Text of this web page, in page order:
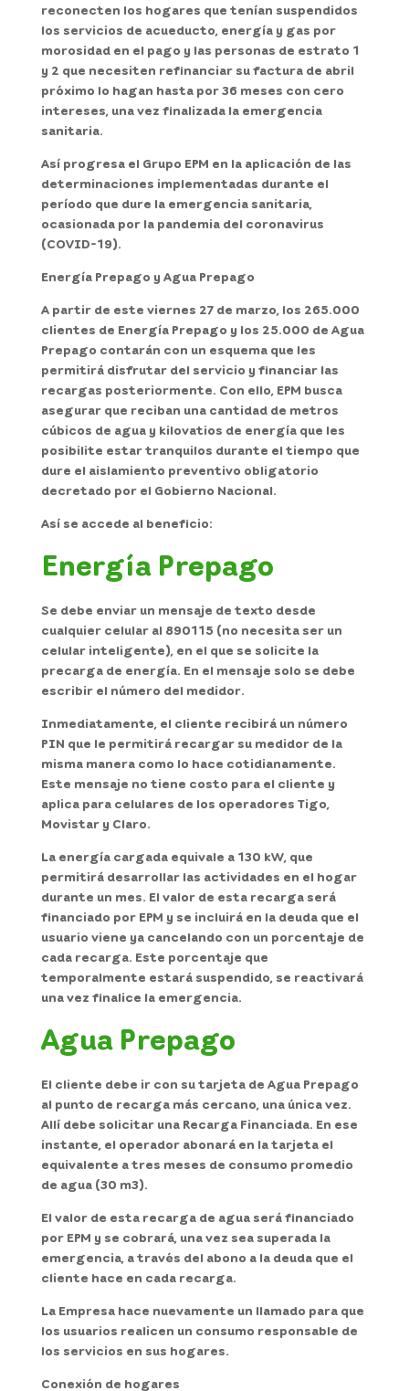
reconecten los hogares que tenían suspendidos
los servicios de acueducto, energía y gas por
morosidad en el pago y las personas de estrato 1
y 2 que necesiten refinanciar su factura de abril
próximo lo hagan hasta por 36 meses con cero
intereses, una vez finalizada la emergencia
sanitaria.
Así progresa el Grupo EPM en la aplicación de las
determinaciones implementadas durante el
período que dure la emergencia sanitaria,
ocasionada por la pandemia del coronavirus
(COVID-19).
Energía Prepago y Agua Prepago
A partir de este viernes 27 de marzo, los 265.000
clientes de Energía Prepago y los 25.000 de Agua
Prepago contarán con un esquema que les
permitirá disfrutar del servicio y financiar las
recargas posteriormente. Con ello, EPM busca
asegurar que reciban una cantidad de metros
cúbicos de agua y kilovatios de energía que les
posibilite estar tranquilos durante el tiempo que
dure el aislamiento preventivo obligatorio
decretado por el Gobierno Nacional.
Así se accede al beneficio:
Energía Prepago
Se debe enviar un mensaje de texto desde
cualquier celular al 890115 (no necesita ser un
celular inteligente), en el que se solicite la
precarga de energía. En el mensaje solo se debe
escribir el número del medidor.
Inmediatamente, el cliente recibirá un número
PIN que le permitirá recargar su medidor de la
misma manera como lo hace cotidianamente.
Este mensaje no tiene costo para el cliente y
aplica para celulares de los operadores Tigo,
Movistar y Claro.
La energía cargada equivale a 130 kW, que
permitirá desarrollar las actividades en el hogar
durante un mes. El valor de esta recarga será
financiado por EPM y se incluirá en la deuda que el
usuario viene ya cancelando con un porcentaje de
cada recarga. Este porcentaje que
temporalmente estará suspendido, se reactivará
una vez finalice la emergencia.
Agua Prepago
El cliente debe ir con su tarjeta de Agua Prepago
al punto de recarga más cercano, una única vez.
Allí debe solicitar una Recarga Financiada. En ese
instante, el operador abonará en la tarjeta el
equivalente a tres meses de consumo promedio
de agua (30 m3).
El valor de esta recarga de agua será financiado
por EPM y se cobrará, una vez sea superada la
emergencia, a través del abono a la deuda que el
cliente hace en cada recarga.
La Empresa hace nuevamente un llamado para que
los usuarios realicen un consumo responsable de
los servicios en sus hogares.
Conexión de hogares